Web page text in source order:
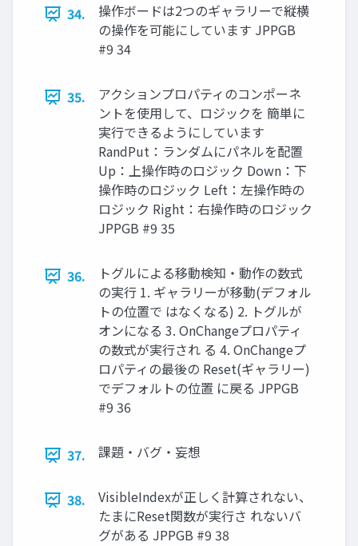
34.
操作ボードは2つのギャラリーで縦横
の操作を可能にしています JPPGB
#9 34
35.
アクションプロパティのコンポーネ
ントを使用して、ロジックを 簡単に
実行できるようにしています
RandPut：ランダムにパネルを配置
Up：上操作時のロジック Down：下
操作時のロジック Left：左操作時の
ロジック Right：右操作時のロジック
JPPGB #9 35
36.
トグルによる移動検知・動作の数式
の実行 1. ギャラリーが移動(デフォル
トの位置で はなくなる) 2. トグルが
オンになる 3. OnChangeプロパティ
の数式が実行され る 4. OnChangeプ
ロパティの最後の Reset(ギャラリー)
でデフォルトの位置 に戻る JPPGB
#9 36
37. 課題・バグ・妄想
38.
VisibleIndexが正しく計算されない、
たまにReset関数が実行さ れないバ
グがある JPPGB #9 38